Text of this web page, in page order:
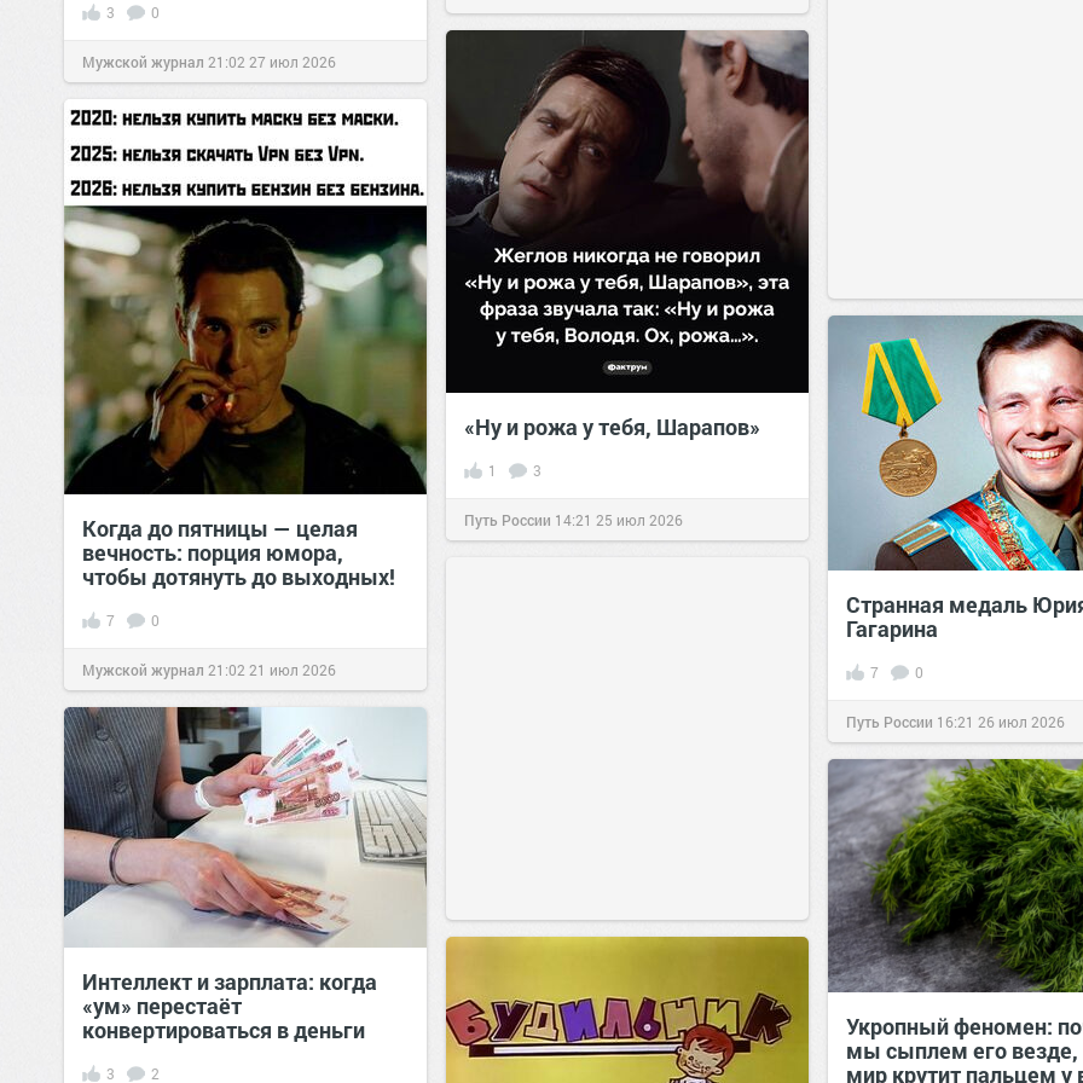
3 0
Мужской журнал 21:02 27 июл 2026
«Ну и рожа у тебя, Шарапов»
1 3
Путь России 14:21 25 июл 2026
Когда до пятницы — целая
вечность: порция юмора,
чтобы дотянуть до выходных!
7 0
Мужской журнал 21:02 21 июл 2026
Странная медаль
Гагарина
7 0
Путь России 16:21 26 июл 2026
Интеллект и зарплата: когда
«ум» перестаёт
конвертироваться в деньги
3 2
Укропный феномен:
мы сыплем его везде,
мир крутит пальцем у